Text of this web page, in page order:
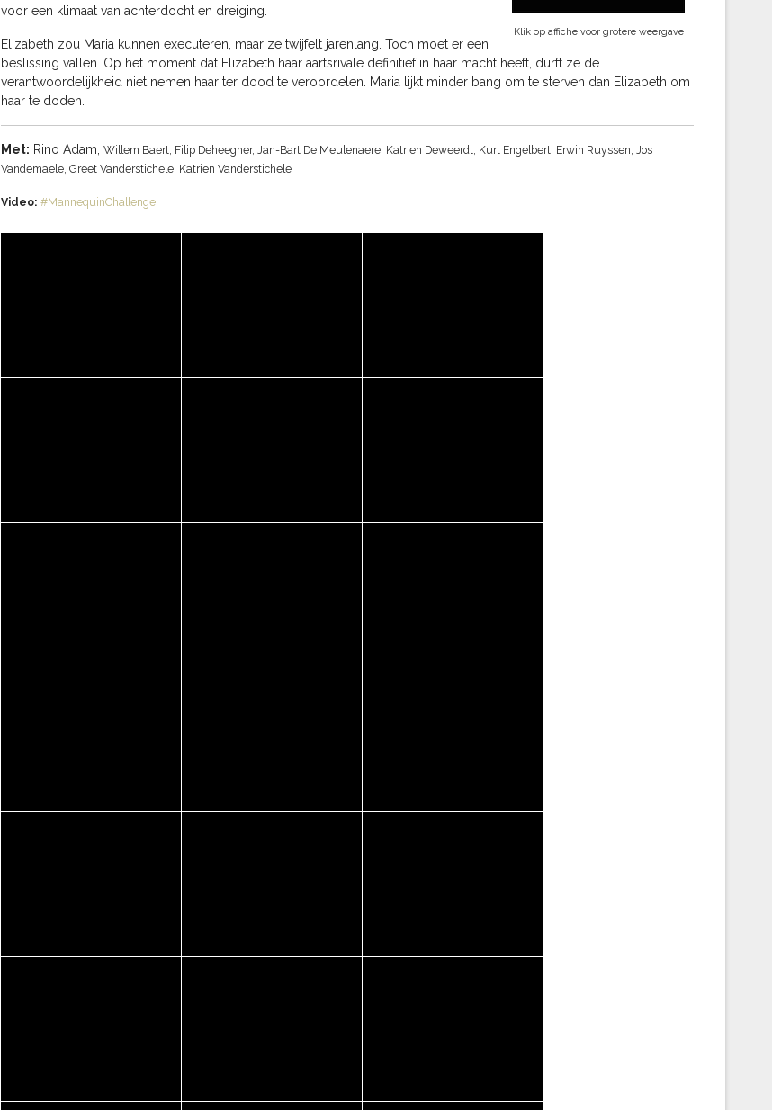
Klik op affiche voor grotere weergave
voor een klimaat van achterdocht en dreiging.
Elizabeth zou Maria kunnen executeren, maar ze twijfelt jarenlang. Toch moet er een
beslissing vallen. Op het moment dat Elizabeth haar aartsrivale definitief in haar macht heeft, durft ze de
verantwoordelijkheid niet nemen haar ter dood te veroordelen. Maria lijkt minder bang om te sterven dan Elizabeth om
haar te doden.
Met: Rino Adam, Willem Baert, Filip Deheegher, Jan-Bart De Meulenaere, Katrien Deweerdt, Kurt Engelbert, Erwin Ruyssen, Jos
Vandemaele, Greet Vanderstichele, Katrien Vanderstichele
Video: #MannequinChallenge